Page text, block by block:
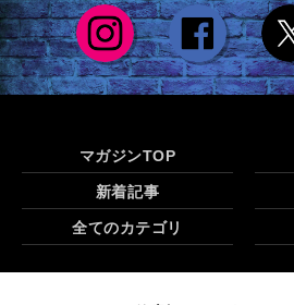
マガジンTOP
新着記事
全てのカテゴリ